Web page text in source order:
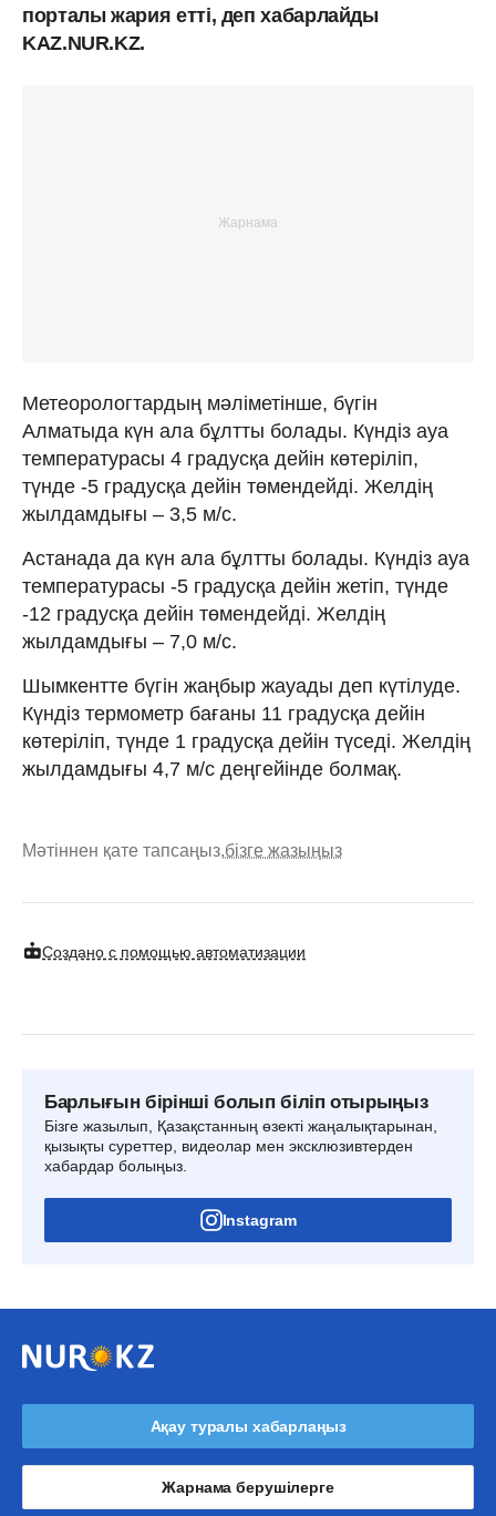
порталы жария етті, деп хабарлайды
KAZ.NUR.KZ.
Метеорологтардың мәліметінше, бүгін
Алматыда күн ала бұлтты болады. Күндіз ауа
температурасы 4 градусқа дейін көтеріліп,
түнде -5 градусқа дейін төмендейді. Желдің
жылдамдығы – 3,5 м/с.
Астанада да күн ала бұлтты болады. Күндіз ауа
температурасы -5 градусқа дейін жетіп, түнде
-12 градусқа дейін төмендейді. Желдің
жылдамдығы – 7,0 м/с.
Шымкентте бүгін жаңбыр жауады деп күтілуде.
Күндіз термометр бағаны 11 градусқа дейін
көтеріліп, түнде 1 градусқа дейін түседі. Желдің
жылдамдығы 4,7 м/с деңгейінде болмақ.
Мәтіннен қате тапсаңыз,бізге жазыңыз
Создано с помощью автоматизации
Барлығын бірінші болып біліп отырыңыз
Бізге жазылып, Қазақстанның өзекті жаңалықтарынан,
қызықты суреттер, видеолар мен эксклюзивтерден
хабардар болыңыз.
Instagram
Ақау туралы хабарлаңыз
Жарнама берушілерге